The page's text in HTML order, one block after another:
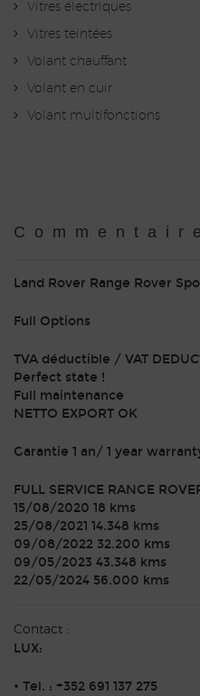
Vitres électriques
Vitres teintées
Volant chauffant
Volant en cuir
Volant multifonctions
Land Rover Range Rover
Full Options
TVA déductible / VAT
Perfect state !
Full maintenance
NETTO EXPORT OK
Garantie 1 an/ 1 year
FULL SERVICE RANGE
15/08/2020 18 kms
25/08/2021 14.348 kms
09/08/2022 32.200 kms
09/05/2023 43.348 kms
22/05/2024 56.000 kms
Contact :
LUX:
• Tel. : +352 691 137 275